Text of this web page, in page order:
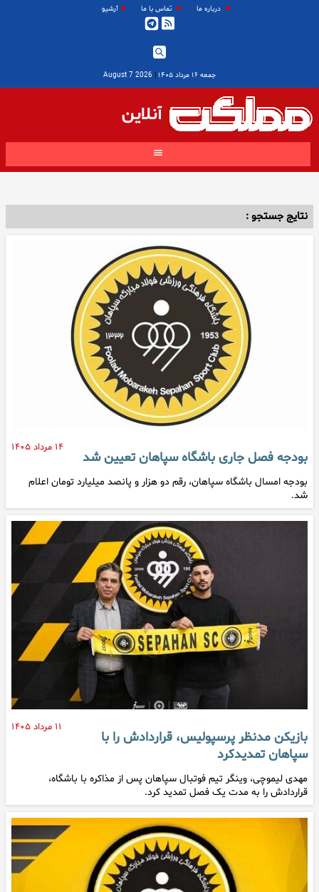
درباره ما تماس با ما آرشیو
جمعه ۱۶ مرداد ۱۴۰۵ |
2026 August 7
آنلاین
نتایج جستجو :
۱۴ مرداد ۱۴۰۵
بودجه فصل جاری باشگاه سپاهان تعیین شد
بودجه امسال باشگاه سپاهان، رقم دو هزار و پانصد میلیارد تومان اعلام
شد.
۱۱ مرداد ۱۴۰۵
بازیکن مدنظر پرسپولیس، قراردادش را با
سپاهان تمدیدکرد
مهدی لیموچی، وینگر تیم فوتبال سپاهان پس از مذاکره با باشگاه،
قراردادش را به مدت یک فصل تمدید کرد.